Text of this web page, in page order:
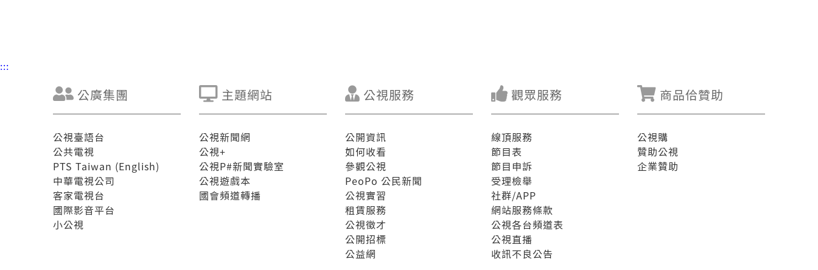
:::
公廣集團
公視臺語台
公共電視
PTS Taiwan (English)
中華電視公司
客家電視台
國際影音平台
小公視
主題網站
公視新聞網
公視+
公視P#新聞實驗室
公視遊戲本
國會頻道轉播
公視服務
公開資訊
如何收看
參觀公視
PeoPo 公民新聞
公視實習
租賃服務
公視徵才
公開招標
公益網
觀眾服務
線頂服務
節目表
節目申訴
受理檢舉
社群/APP
網站服務條款
公視各台頻道表
公視直播
收訊不良公告
商品佮贊助
公視購
贊助公視
企業贊助